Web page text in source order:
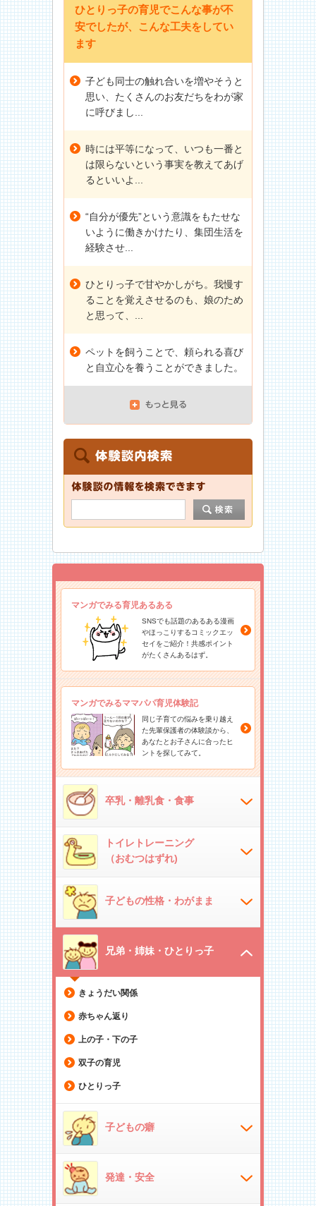
ひとりっ子の育児でこんな事が不
安でしたが、こんな工夫をしてい
ます
子ども同士の触れ合いを増やそうと
思い、たくさんのお友だちをわが家
に呼びまし...
時には平等になって、いつも一番と
は限らないという事実を教えてあげ
るといいよ...
“自分が優先”という意識をもたせな
いように働きかけたり、集団生活を
経験させ...
ひとりっ子で甘やかしがち。我慢す
ることを覚えさせるのも、娘のため
と思って、...
ペットを飼うことで、頼られる喜び
と自立心を養うことができました。
マンガでみる育児あるある
SNSでも話題のあるある漫画
やほっこりするコミックエッ
セイをご紹介！共感ポイント
がたくさんあるはず。
マンガでみるママパパ育児体験記
同じ子育ての悩みを乗り越え
た先輩保護者の体験談から、
あなたとお子さんに合ったヒ
ントを探してみて。
卒乳・離乳食・食事
トイレトレーニング
（おむつはずれ)
子どもの性格・わがまま
兄弟・姉妹・ひとりっ子
きょうだい関係
赤ちゃん返り
上の子・下の子
双子の育児
ひとりっ子
子どもの癖
発達・安全